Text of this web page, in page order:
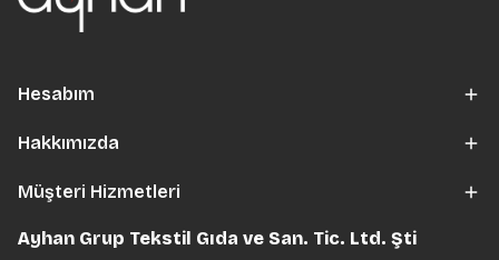
Hesabım
Hakkımızda
Müşteri Hizmetleri
Ayhan Grup Tekstil Gıda ve San. Tic. Ltd. Şti